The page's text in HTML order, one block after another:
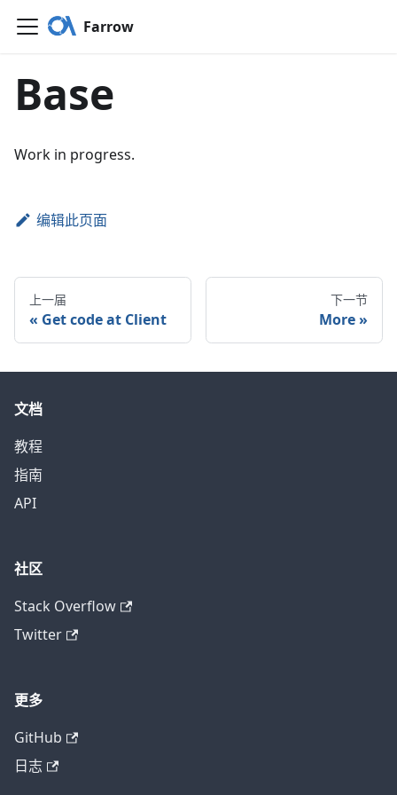
Farrow
Base
Work in progress.
编辑此页面
上一届
« Get code at Client
下一节
More»
文档
教程
指南
API
社区
Stack Overflow
Twitter
更多
GitHub
日志